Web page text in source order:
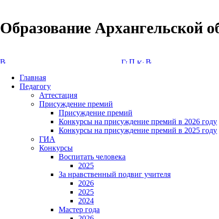
Образование Архангельской
Главная
Педагогу
Аттестация
Присуждение премий
Присуждение премий
Конкурсы на присуждение премий в 2026 году
Конкурсы на присуждение премий в 2025 году
ГИА
Конкурсы
Воспитать человека
2025
За нравственный подвиг учителя
2026
2025
2024
Мастер года